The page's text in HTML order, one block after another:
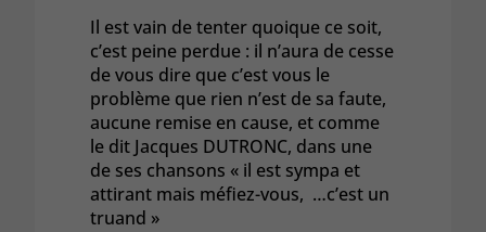
Il est vain de tenter quoique ce soit,
c’est peine perdue : il n’aura de cesse
de vous dire que c’est vous le
problème que rien n’est de sa faute,
aucune remise en cause, et comme
le dit Jacques DUTRONC, dans une
de ses chansons « il est sympa et
attirant mais méfiez-vous, …c’est un
truand »